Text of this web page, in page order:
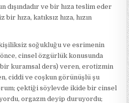
dışındadır ve bir hıza teslim eder
hıza, katıksız hıza, hızın
soğukluğu ve esrimenin
önce, cinsel özgürlük konusunda
kuramsal ders) veren, erotizmin
ciddi ve coşkun görünüşlü şu
çektiği söylevde ikide bir cinsel
orgazm deyip duruyordu;